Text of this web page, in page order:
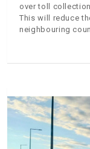
over toll
This will reduce
neighbouring